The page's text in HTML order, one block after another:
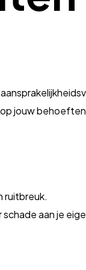
op jouw
ruitbreuk.
aan je